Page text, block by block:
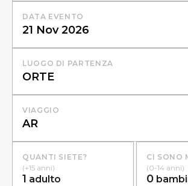
DATA EVENTO
LUOGO DI PARTENZA
VIAGGIO
QUANTI SIETE?
(+15 anni)
1 adulto
CI SONO
(0-14 anni)
0